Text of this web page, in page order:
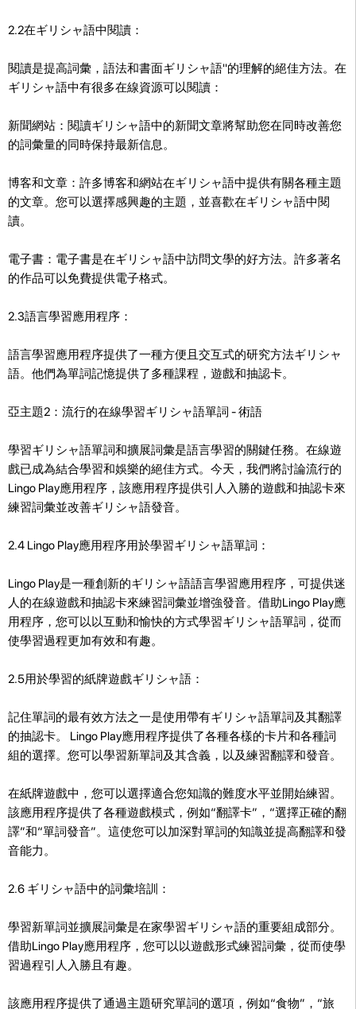
2.2在ギリシャ語中閱讀：
閱讀是提高詞彙，語法和書面ギリシャ語''的理解的絕佳方法。在
ギリシャ語中有很多在線資源可以閱讀：
新聞網站：閱讀ギリシャ語中的新聞文章將幫助您在同時改善您
的詞彙量的同時保持最新信息。
博客和文章：許多博客和網站在ギリシャ語中提供有關各種主題
的文章。您可以選擇感興趣的主題，並喜歡在ギリシャ語中閱
讀。
電子書：電子書是在ギリシャ語中訪問文學的好方法。許多著名
的作品可以免費提供電子格式。
2.3語言學習應用程序：
語言學習應用程序提供了一種方便且交互式的研究方法ギリシャ
語。他們為單詞記憶提供了多種課程，遊戲和抽認卡。
亞主題2：流行的在線學習ギリシャ語單詞 - 術語
學習ギリシャ語單詞和擴展詞彙是語言學習的關鍵任務。在線遊
戲已成為結合學習和娛樂的絕佳方式。今天，我們將討論流行的
Lingo Play應用程序，該應用程序提供引人入勝的遊戲和抽認卡來
練習詞彙並改善ギリシャ語發音。
2.4 Lingo Play應用程序用於學習ギリシャ語單詞：
Lingo Play是一種創新的ギリシャ語語言學習應用程序，可提供迷
人的在線遊戲和抽認卡來練習詞彙並增強發音。借助Lingo Play應
用程序，您可以以互動和愉快的方式學習ギリシャ語單詞，從而
使學習過程更加有效和有趣。
2.5用於學習的紙牌遊戲ギリシャ語：
記住單詞的最有效方法之一是使用帶有ギリシャ語單詞及其翻譯
的抽認卡。 Lingo Play應用程序提供了各種各樣的卡片和各種詞
組的選擇。您可以學習新單詞及其含義，以及練習翻譯和發音。
在紙牌遊戲中，您可以選擇適合您知識的難度水平並開始練習。
該應用程序提供了各種遊戲模式，例如“翻譯卡”，“選擇正確的翻
譯”和“單詞發音”。這使您可以加深對單詞的知識並提高翻譯和發
音能力。
2.6 ギリシャ語中的詞彙培訓：
學習新單詞並擴展詞彙是在家學習ギリシャ語的重要組成部分。
借助Lingo Play應用程序，您可以以遊戲形式練習詞彙，從而使學
習過程引人入勝且有趣。
該應用程序提供了通過主題研究單詞的選項，例如“食物”，“旅